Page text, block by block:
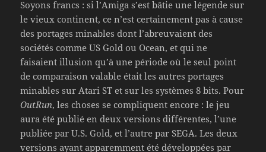
Soyons francs : si l’Amiga s’est bâtie une légende sur
le vieux continent, ce n’est certainement pas à cause
des portages minables dont l’abreuvaient des
sociétés comme US Gold ou Ocean, et qui ne
faisaient illusion qu’à une période où le seul point
de comparaison valable était les autres portages
minables sur Atari ST et sur les systèmes 8 bits. Pour
OutRun, les choses se compliquent encore : le jeu
aura été publié en deux versions différentes, l’une
publiée par U.S. Gold, et l’autre par SEGA. Les deux
versions ayant apparemment été développées par